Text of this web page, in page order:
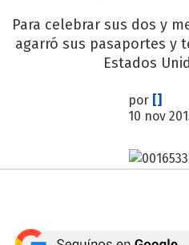
Para celebrar sus dos y
agarró sus pasaportes y
Estados
por []
10 nov